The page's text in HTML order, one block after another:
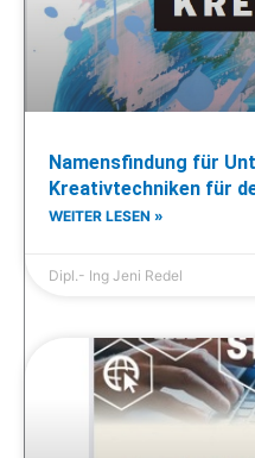
Namensfindung für
Kreativtechniken für
WEITER LESEN »
Dipl.- Ing Jeni Redel